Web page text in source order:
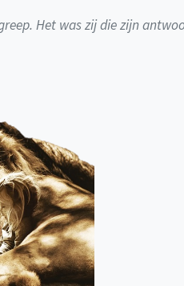
Het was zij die zijn